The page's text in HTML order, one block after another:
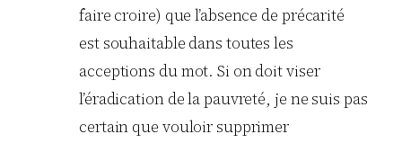
faire croire) que l’absence de précarité
est souhaitable dans toutes les
acceptions du mot. Si on doit viser
l’éradication de la pauvreté, je ne suis pas
certain que vouloir supprimer